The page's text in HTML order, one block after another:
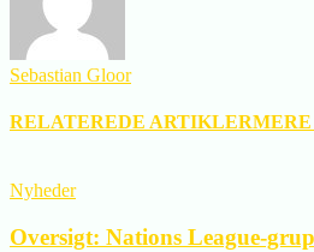
Sebastian Gloor
RELATEREDE ARTIKLERMERE
Nyheder
Oversigt: Nations League-